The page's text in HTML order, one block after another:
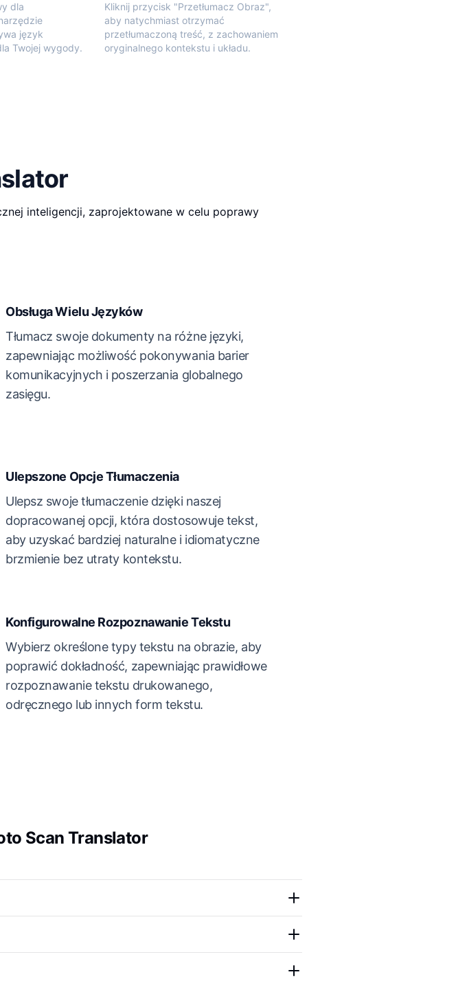
dla
język
Twojej wygody.
Kliknij przycisk "Przetłumacz Obraz",
aby natychmiast otrzymać
przetłumaczoną treść, z zachowaniem
oryginalnego kontekstu i układu.
inteligencji, zaprojektowane w celu poprawy
Obsługa Wielu Języków
Tłumacz swoje dokumenty na różne języki,
zapewniając możliwość pokonywania barier
komunikacyjnych i poszerzania globalnego
zasięgu.
Ulepszone Opcje Tłumaczenia
Ulepsz swoje tłumaczenie dzięki naszej
dopracowanej opcji, która dostosowuje tekst,
aby uzyskać bardziej naturalne i idiomatyczne
brzmienie bez utraty kontekstu.
Konfigurowalne Rozpoznawanie Tekstu
Wybierz określone typy tekstu na obrazie, aby
poprawić dokładność, zapewniając prawidłowe
rozpoznawanie tekstu drukowanego,
odręcznego lub innych form tekstu.
Scan Translator